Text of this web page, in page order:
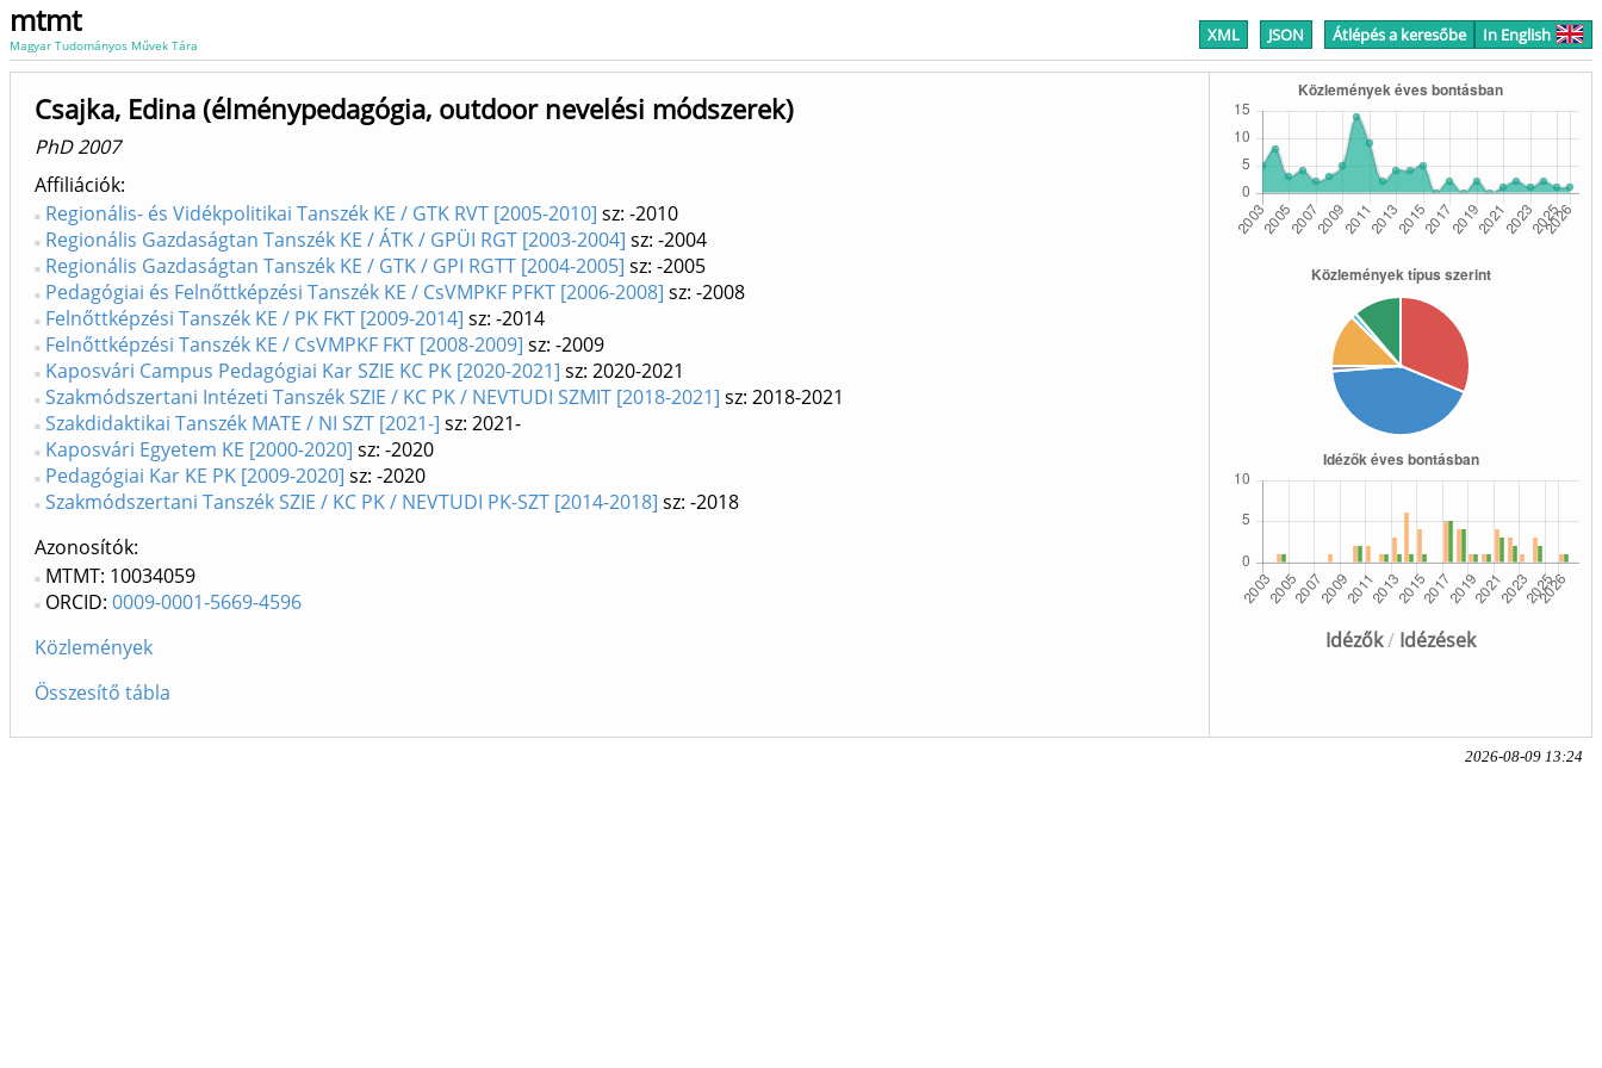
mtmt
Magyar Tudományos Művek Tára XML JSON Átlépés a keresőbe In English
Idézők/ Idézések
Csajka, Edina (élménypedagógia, outdoor nevelési módszerek)
PhD 2007
Affiliációk
Regionális- és Vidékpolitikai Tanszék KE / GTK RVT [2005-2010] sz: -2010
Regionális Gazdaságtan Tanszék KE / ÁTK / GPÜI RGT [2003-2004] sz: -2004
Regionális Gazdaságtan Tanszék KE / GTK / GPI RGTT [2004-2005] sz: -2005
Pedagógiai és Felnőttképzési Tanszék KE / CsVMPKF PFKT [2006-2008] sz: -2008
Felnőttképzési Tanszék KE / PK FKT [2009-2014] sz: -2014
Felnőttképzési Tanszék KE / CsVMPKF FKT [2008-2009] sz: -2009
Kaposvári Campus Pedagógiai Kar SZIE KC PK [2020-2021] sz: 2020-2021
Szakmódszertani Intézeti Tanszék SZIE / KC PK / NEVTUDI SZMIT [2018-2021] sz: 2018-2021
Szakdidaktikai Tanszék MATE / NI SZT [2021-] sz: 2021-
Kaposvári Egyetem KE [2000-2020] sz: -2020
Pedagógiai Kar KE PK [2009-2020] sz: -2020
Szakmódszertani Tanszék SZIE / KC PK / NEVTUDI PK-SZT [2014-2018] sz: -2018
Azonosítók
MTMT: 10034059
ORCID: 0009-0001-5669-4596
Közlemények
Összesítő tábla
2026-08-09 13:24